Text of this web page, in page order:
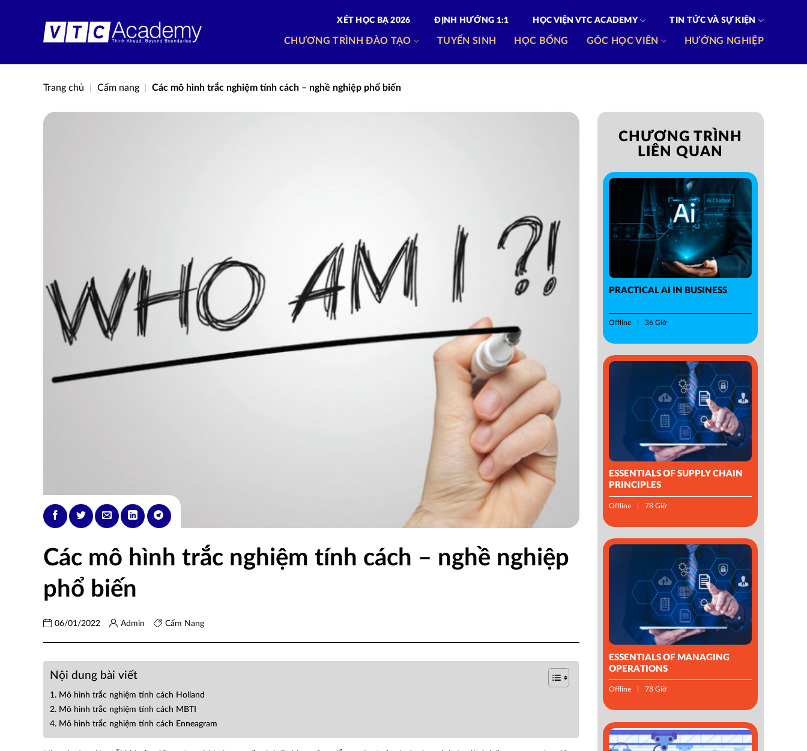
XÉT HỌC BẠ 2026 ĐỊNH HƯỚNG 1:1 HỌC VIỆN VTC ACADEMY TIN TỨC VÀ SỰ KIỆN
CHƯƠNG TRÌNH ĐÀO TẠO TUYỂN SINH HỌC BỔNG GÓC HỌC VIÊN HƯỚNG NGHIỆP
Trang chủ Cẩm nang Các mô hình trắc nghiệm tính cách – nghề nghiệp phổ biến
Các mô hình trắc nghiệm tính cách – nghề nghiệp
phổ biến
06/01/2022 Admin Cẩm Nang
Nội dung bài viết
1. Mô hình trắc nghiệm tính cách Holland
2. Mô hình trắc nghiệm tính cách MBTI
4. Mô hình trắc nghiệm tính cách Enneagram
CHƯƠNG TRÌNH
LIÊN QUAN
PRACTICAL AI IN BUSINESS
Offline 36 Giờ
ESSENTIALS OF SUPPLY CHAIN
PRINCIPLES
Offline 78 Giờ
ESSENTIALS OF MANAGING
OPERATIONS
Offline 78 Giờ